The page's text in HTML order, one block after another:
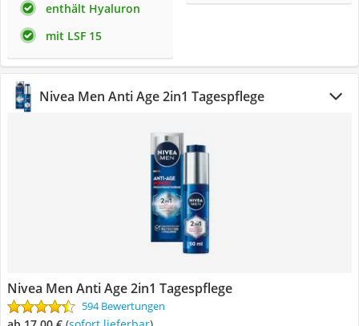
enthält Hyaluron
mit LSF 15
Nivea Men Anti Age 2in1 Tagespflege
Nivea Men Anti Age 2in1 Tagespflege
594 Bewertungen